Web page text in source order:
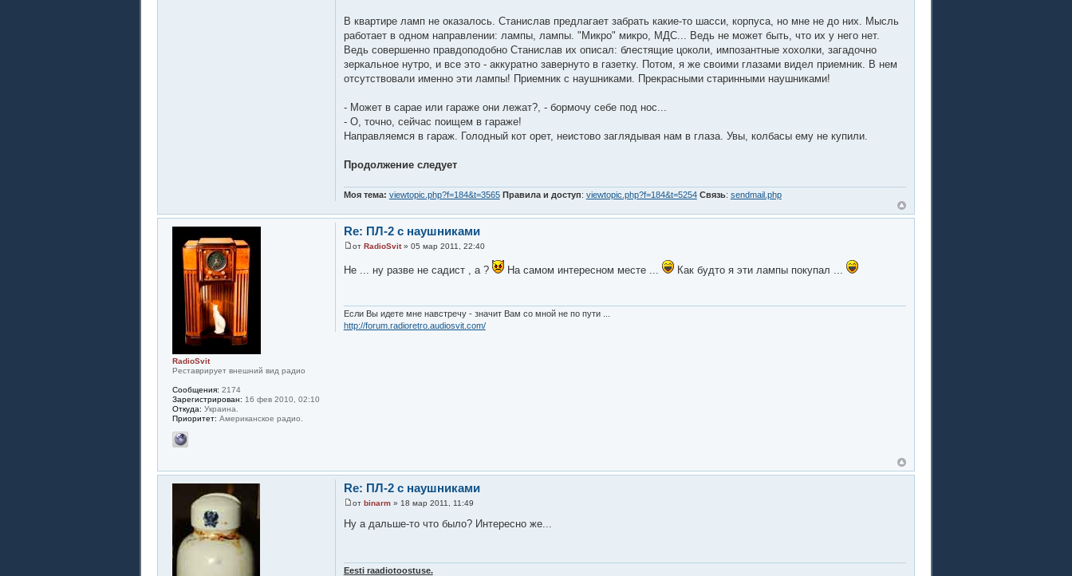
В квартире ламп не оказалось. Станислав предлагает забрать какие-то шасси, корпуса, но мне не до них. Мысль
работает в одном направлении: лампы, лампы. "Микро" микро, МДС... Ведь не может быть, что их у него нет.
Ведь совершенно правдоподобно Станислав их описал: блестящие цоколи, импозантные хохолки, загадочно
зеркальное нутро, и все это - аккуратно завернуто в газетку. Потом, я же своими глазами видел приемник. В нем
отсутствовали именно эти лампы! Приемник с наушниками. Прекрасными старинными наушниками!
- Может в сарае или гараже они лежат?, - бормочу себе под нос...
- О, точно, сейчас поищем в гараже!
Направляемся в гараж. Голодный кот орет, неистово заглядывая нам в глаза. Увы, колбасы ему не купили.
Продолжение следует
Моя тема: viewtopic.php?f=184&t=3565 Правила и доступ: viewtopic.php?f=184&t=5254 Связь: sendmail.php
Re: ПЛ-2 с наушниками
от RadioSvit» 05 мар 2011, 22:40
Не ... ну разве не садист , а ? На самом интересном месте ... Как будто я эти лампы покупал ...
Если Вы идете мне навстречу - значит Вам со мной не по пути ...
http://forum.radioretro.audiosvit.com/
RadioSvit
Реставрирует внешний вид радио
Сообщения: 2174
Зарегистрирован: 16 фев 2010, 02:10
Откуда: Украина.
Приоритет: Американское радио.
Re: ПЛ-2 с наушниками
от binarm» 18 мар 2011, 11:49
Ну а дальше-то что было? Интересно же...
Eesti raadiotoostuse.